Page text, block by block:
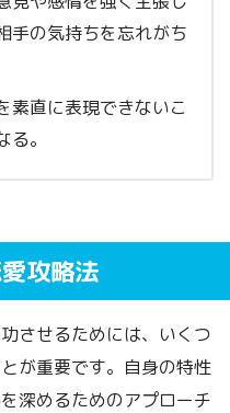
手の気持ちを忘れがち
素直に表現できないこ
。
攻略法
させるためには、いくつ
が重要です。自身の特性
深めるためのアプローチ